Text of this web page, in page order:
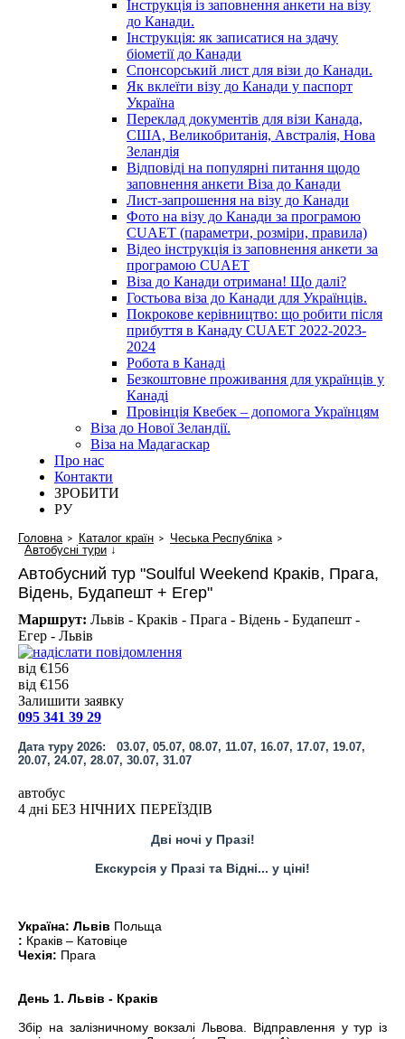
Інструкція із заповнення анкети на візу
до Канади.
Інструкція: як записатися на здачу
біометії до Канади
Спонсорський лист для візи до Канади.
Як вклеїти візу до Канади у паспорт
Україна
Переклад документів для візи Канада,
США, Великобританія, Австралія, Нова
Зеландія
Відповіді на популярні питання щодо
заповнення анкети Віза до Канади
Лист-запрошення на візу до Канади
Фото на візу до Канади за програмою
CUAET (параметри, розміри, правила)
Відео інструкція із заповнення анкети за
програмою CUAET
Віза до Канади отримана! Що далі?
Гостьова віза до Канади для Українців.
Покрокове керівництво: що робити після
прибуття в Канаду CUAET 2022-2023-
2024
Робота в Канаді
Безкоштовне проживання для українців у
Канаді
Провінція Квебек – допомога Українцям
Віза до Нової Зеландії.
Віза на Мадагаскар
Про нас
Контакти
ЗРОБИТИ
РУ
Головна Каталог країн
Чеська Республіка
Автобусні тури ↓
Автобусний тур "Soulful Weekend Краків, Прага,
Відень, Будапешт + Егер"
Маршрут: Львів - Краків - Прага - Відень - Будапешт -
Егер - Львів
від €156
від €156
Залишити заявку
095 341 39 29
Дата туру 2026:
03.07, 05.07, 08.07, 11.07, 16.07, 17.07, 19.07,
20.07, 24.07, 28.07, 30.07, 31.07
автобус
4 дні БЕЗ НІЧНИХ ПЕРЕЇЗДІВ
Дві ночі у Празі!
Екскурсія у Празі та Відні... у ціні!
Україна: Львів Польща
: Краків – Катовіце
Чехія: Прага
День 1. Львів - Краків
Збір на залізничному вокзалі Львова. Відправлення у тур із